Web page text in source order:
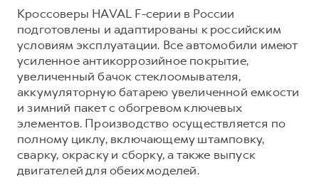
Кроссоверы HAVAL F-серии в России
подготовлены и адаптированы к российским
условиям эксплуатации. Все автомобили имеют
усиленное антикоррозийное покрытие,
увеличенный бачок стеклоомывателя,
аккумуляторную батарею увеличенной емкости
и зимний пакет с обогревом ключевых
элементов. Производство осуществляется по
полному циклу, включающему штамповку,
сварку, окраску и сборку, а также выпуск
двигателей для обеих моделей.